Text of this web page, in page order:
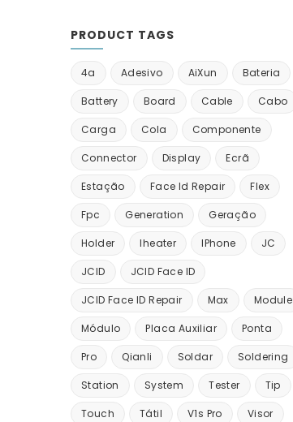
PRODUCT TAGS
4a Adesivo AiXun Bateria
Battery Board Cable Cabo
Carga Cola Componente
Connector Display Ecrã
Estação Face Id Repair Flex
Fpc Generation Geração
Holder Iheater IPhone JC
JCID JCID Face ID
JCID Face ID Repair Max Module
Módulo Placa Auxiliar Ponta
Pro Qianli Soldar Soldering
Station System Tester Tip
Touch Tátil V1s Pro Visor